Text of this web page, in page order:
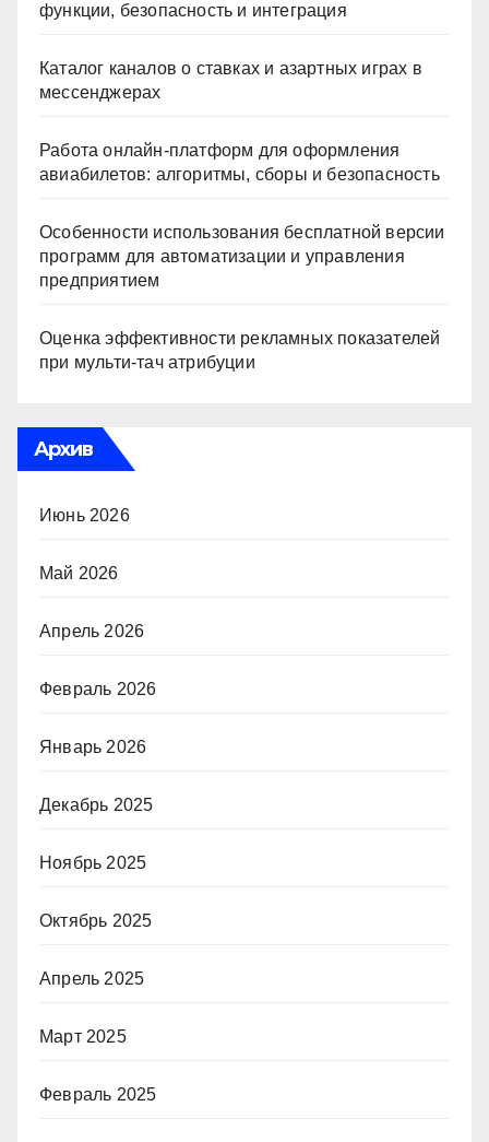
функции, безопасность и интеграция
Каталог каналов о ставках и азартных играх в
мессенджерах
Работа онлайн‑платформ для оформления
авиабилетов: алгоритмы, сборы и безопасность
Особенности использования бесплатной версии
программ для автоматизации и управления
предприятием
Оценка эффективности рекламных показателей
при мульти-тач атрибуции
Архив
Июнь 2026
Май 2026
Апрель 2026
Февраль 2026
Январь 2026
Декабрь 2025
Ноябрь 2025
Октябрь 2025
Апрель 2025
Март 2025
Февраль 2025